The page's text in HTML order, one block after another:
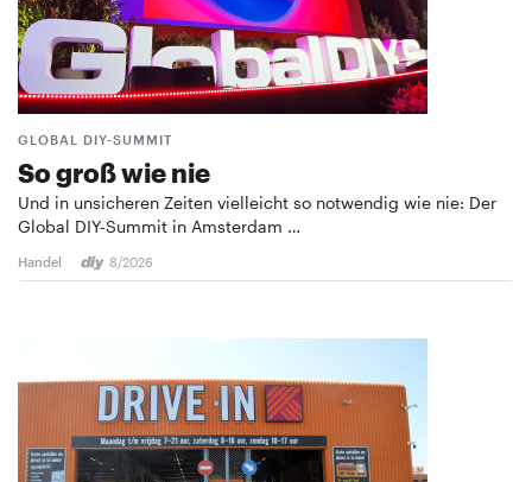
GLOBAL DIY-SUMMIT
So groß wie nie
Und in unsicheren Zeiten vielleicht so notwendig wie nie: Der
Global DIY-Summit in Amsterdam …
Handel 8/2026